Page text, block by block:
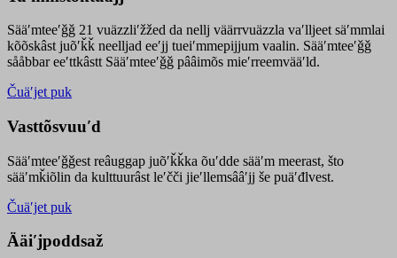
Sääʹmteeʹǧǧ 21 vuäzzliʹžžed da nellj väärrvuäzzla vaʹlljeet säʹmmlai
kõõskâst juõʹǩǩ neelljad eeʹjj tueiʹmmepijjum vaalin. Sääʹmteeʹǧǧ
sååbbar eeʹttkâstt Sääʹmteeʹǧǧ pââimõs mieʹrreemvääʹld.
Čuäʹjet puk
Vasttõsvuuʹd
Sääʹmteeʹǧǧest reâuggap juõʹǩǩka õuʹdde sääʹm meerast, što
sääʹmǩiõlin da kulttuurâst leʹčči jieʹllemsââʹjj še puäʹđlvest.
Čuäʹjet puk
Ääiʹjpoddsaž